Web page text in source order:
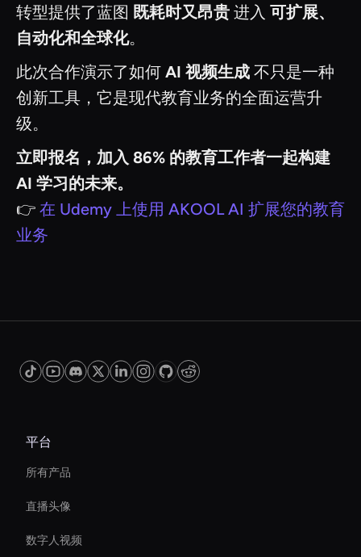
转型提供了蓝图 既耗时又昂贵 进入 可扩展、
自动化和全球化。
此次合作演示了如何 AI 视频生成 不只是一种
创新工具，它是现代教育业务的全面运营升
级。
立即报名，加入 86% 的教育工作者一起构建
AI 学习的未来。
👉 在 Udemy 上使用 AKOOL AI 扩展您的教育
业务
平台
所有产品
直播头像
数字人视频